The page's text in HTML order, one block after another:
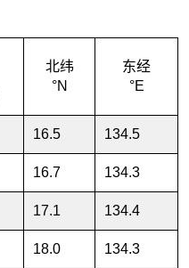
北纬
°N
东经
°E
16.5 134.5
16.7 134.3
17.1 134.4
18.0 134.3